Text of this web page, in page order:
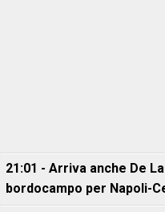
21:01 - Arriva anche De
bordocampo per Napoli-